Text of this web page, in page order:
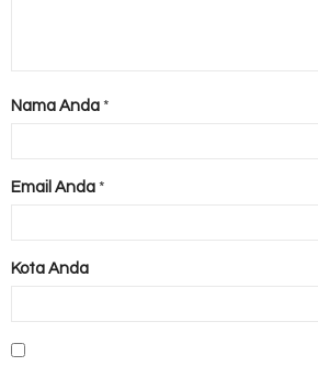
Nama Anda *
Email Anda *
Kota Anda